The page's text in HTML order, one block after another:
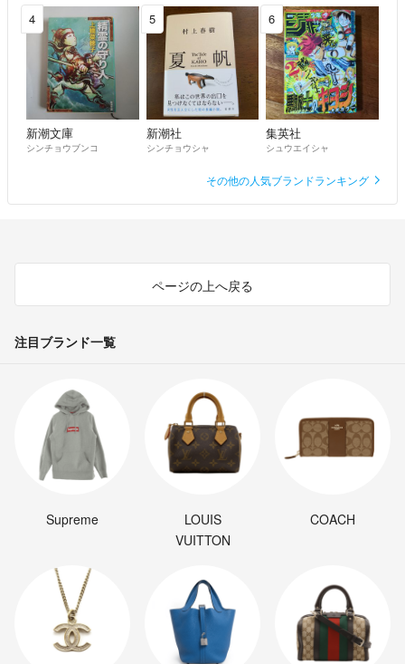
4
新潮文庫
シンチョウブンコ
5
新潮社
シンチョウシャ
6
集英社
シュウエイシャ
その他の人気ブランドランキング
ページの上へ戻る
注目ブランド一覧
Supreme
LOUIS
VUITTON
COACH